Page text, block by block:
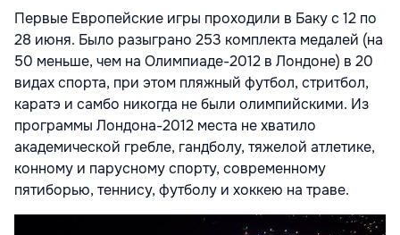
Первые Европейские игры проходили в Баку с 12 по
28 июня. Было разыграно 253 комплекта медалей (на
50 меньше, чем на Олимпиаде-2012 в Лондоне) в 20
видах спорта, при этом пляжный футбол, стритбол,
каратэ и самбо никогда не были олимпийскими. Из
программы Лондона-2012 места не хватило
академической гребле, гандболу, тяжелой атлетике,
конному и парусному спорту, современному
пятиборью, теннису, футболу и хоккею на траве.